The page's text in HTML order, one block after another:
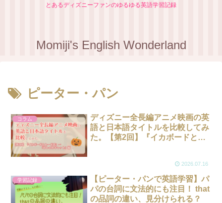
とあるディズニーファンのゆるゆる英語学習記録
Momiji's English Wonderland
ピーター・パン
コラム
ディズニー全長編アニメ映画の英
語と日本語タイトルを比較してみ
た。【第2回】『イカボードとト
2026.07.16
学習記録
【ピーター・パンで英語学習】パ
パの台詞に文法的にも注目！ that
の品詞の違い、見分けられる？